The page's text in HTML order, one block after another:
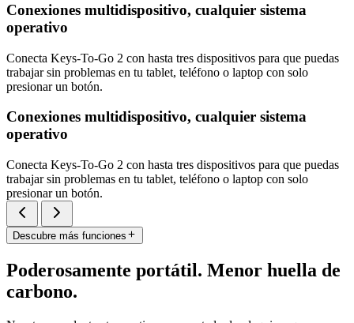
Conexiones multidispositivo, cualquier sistema
operativo
Conecta Keys-To-Go 2 con hasta tres dispositivos para que puedas
trabajar sin problemas en tu tablet, teléfono o laptop con solo
presionar un botón.
Conexiones multidispositivo, cualquier sistema
operativo
Conecta Keys-To-Go 2 con hasta tres dispositivos para que puedas
trabajar sin problemas en tu tablet, teléfono o laptop con solo
presionar un botón.
Descubre más funciones
Poderosamente portátil. Menor huella de
carbono.